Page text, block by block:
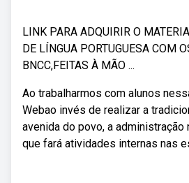
LINK PARA ADQUIRIR O
DE LÍNGUA PORTUGUESA COM
BNCC,FEITAS À MÃO ...
Ao trabalharmos com alunos
Webao invés de realizar a
avenida do povo, a
que fará atividades internas nas